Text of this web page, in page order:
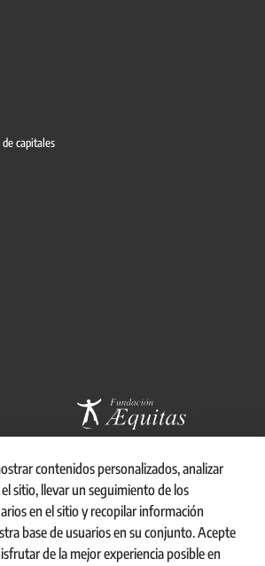
capitales
NOTARIO
DE INFORMACIÓN
contenidos personalizados, analizar
sitio, llevar un seguimiento de los
en el sitio y recopilar información
base de usuarios en su conjunto. Acepte
de la mejor experiencia posible en